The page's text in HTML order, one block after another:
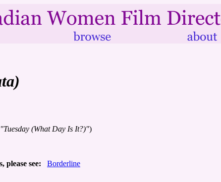
(What Day Is It?)")
please see:
Borderline